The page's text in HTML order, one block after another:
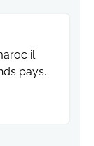
il
pays.